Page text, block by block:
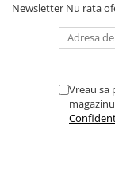
Newsletter Nu rata
Vreau sa